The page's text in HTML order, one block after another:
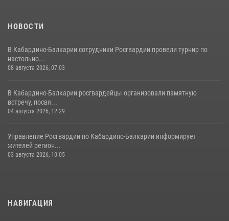
НОВОСТИ
В Кабардино-Балкарии сотрудники Росгвардии провели турнир по
настольно...
08 августа 2026, 07:03
В Кабардино-Балкарии росгвардейцы организовали памятную
встречу, посвя...
04 августа 2026, 12:29
Управление Росгвардии по Кабардино-Балкарии информирует
жителей регион...
03 августа 2026, 10:05
НАВИГАЦИЯ